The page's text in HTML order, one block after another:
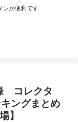
ンが便利です
コレクタ
ングまとめ
】